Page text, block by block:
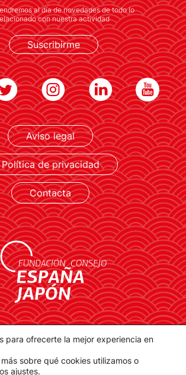
al día de novedades de todo lo
con nuestra actividad
Suscribirme
Aviso legal
Política de privacidad
Contacta
la Provincia, 1. 28012 Madrid
para ofrecerte la mejor experiencia en
sobre qué cookies utilizamos o
ajustes.